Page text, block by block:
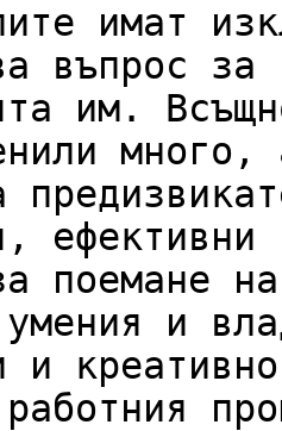
имат
въпрос
им.
много,
поемане
умения и
и